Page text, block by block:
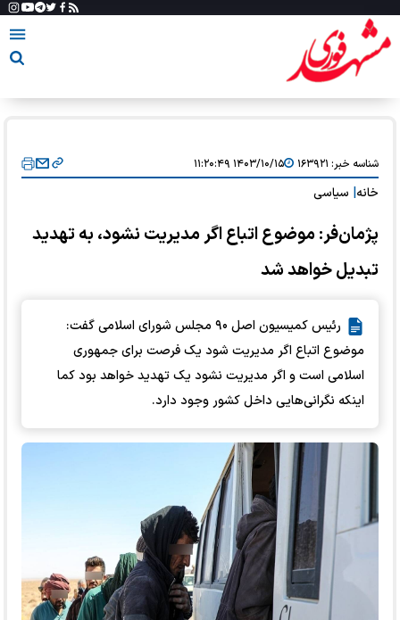
شناسه خبر: ۱۶۳۹۲۱ ۱۴۰۳/۱۰/۱۵ ۱۱:۲۰:۴۹
خانه سیاسی
پژمان‌فر: موضوع اتباع اگر مدیریت نشود، به تهدید
تبدیل خواهد شد
رئیس کمیسیون اصل ۹۰ مجلس شورای اسلامی گفت:
موضوع اتباع اگر مدیریت شود یک فرصت برای جمهوری
اسلامی است و اگر مدیریت نشود یک تهدید خواهد بود کما
اینکه نگرانی‌هایی داخل کشور وجود دارد.